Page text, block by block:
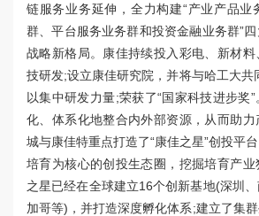
链服务业务延伸，全力构建“产业产品业
群、平台服务业务群和投资金融业务群”
战略新格局。康佳持续投入彩电、新材
技研发;设立康佳研究院，并将与哈工大共
以集中研发力量;荣获了“国家科技进步奖
化、体系化地整合内外部资源，从而助
城与康佳特重点打造了“康佳之星”创投平
培育为核心的创投生态圈，挖掘培育产
之星已经在全球建立16个创新基地(深圳
加哥等)，并打造深度孵化体系;建立了集